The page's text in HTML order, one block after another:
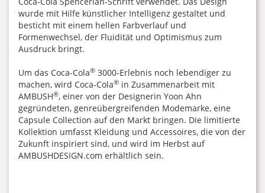
wurde mit Hilfe künstlicher Intelligenz gestaltet und
besticht mit einem hellen Farbverlauf und
Formenwechsel, der Fluidität und Optimismus zum
Ausdruck bringt.
Um das Coca-Cola® 3000-Erlebnis noch lebendiger zu
machen, wird Coca-Cola® in Zusammenarbeit mit
AMBUSH®, einer von der Designerin Yoon Ahn
gegründeten, genreübergreifenden Modemarke, eine
Capsule Collection auf den Markt bringen. Die limitierte
Kollektion umfasst Kleidung und Accessoires, die von der
Zukunft inspiriert sind, und wird im Herbst auf
AMBUSHDESIGN.com erhältlich sein.